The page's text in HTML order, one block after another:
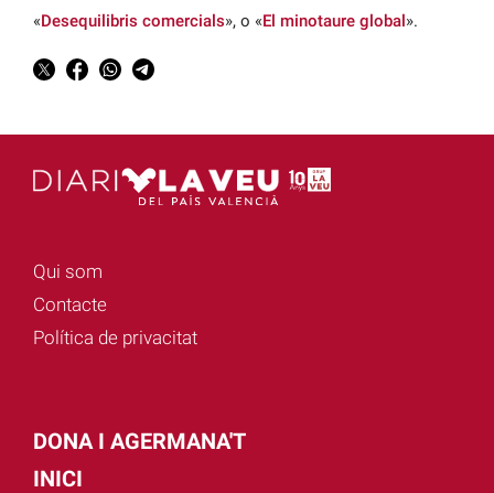
«Desequilibris comercials», o «El minotaure global ».
Qui som
Contacte
Política de privacitat
DONA I AGERMANA'T
INICI